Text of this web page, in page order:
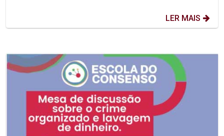
LER MAIS